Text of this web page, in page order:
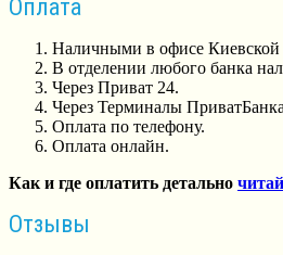
Оплата
Наличными в офисе
В отделении любого банка
Через Приват 24.
Через Терминалы
Оплата по телефону.
Оплата онлайн.
Как и где оплатить детально
Отзывы